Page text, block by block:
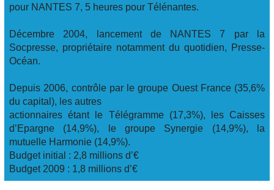
pour NANTES 7, 5 heures pour Télénantes.
Décembre 2004, lancement de NANTES 7 par la
Socpresse, propriétaire notamment du quotidien, Presse-
Océan.
Depuis 2006, contrôle par le groupe Ouest France (35,6%
du capital), les autres
actionnaires étant le Télégramme (17,3%), les Caisses
d’Epargne (14,9%), le groupe Synergie (14,9%), la
mutuelle Harmonie (14,9%).
Budget initial : 2,8 millions d’€
Budget 2009 : 1,8 millions d’€